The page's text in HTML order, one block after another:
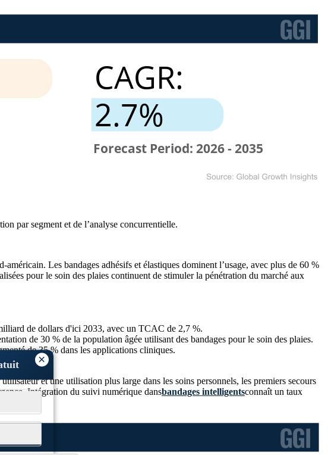
×
par segment et de l’analyse concurrentielle.
Les bandages adhésifs et élastiques dominent l’usage, avec plus de 60 %
pour le soin des plaies continuent de stimuler la pénétration du marché aux
de dollars d'ici 2033, avec un TCAC de 2,7 %.
de 30 % de la population âgée utilisant des bandages pour le soin des plaies.
de 35 % dans les applications cliniques.
et une utilisation plus large dans les soins personnels, les premiers secours
Intégration du suivi numérique dansbandages intelligentsconnaît un taux